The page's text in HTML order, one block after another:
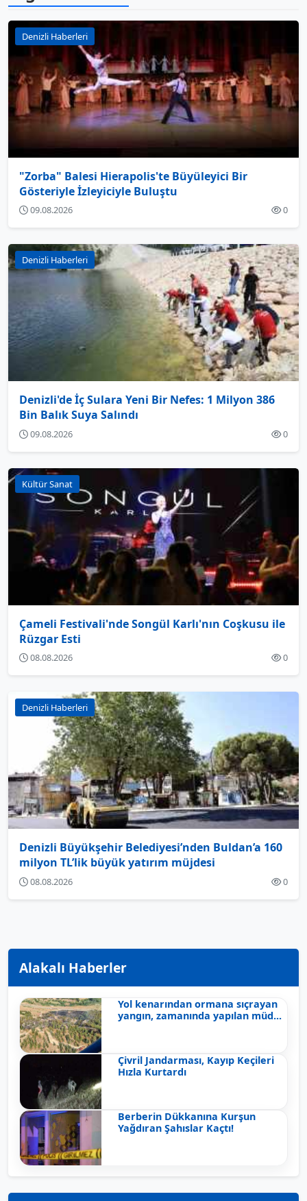
Denizli Haberleri
"Zorba" Balesi Hierapolis'te Büyüleyici Bir
Gösteriyle İzleyiciyle Buluştu
09.08.2026 0
Denizli Haberleri
Denizli'de İç Sulara Yeni Bir Nefes: 1 Milyon 386
Bin Balık Suya Salındı
09.08.2026 0
Kültür Sanat
Çameli Festivali'nde Songül Karlı'nın Coşkusu ile
Rüzgar Esti
08.08.2026 0
Denizli Haberleri
Denizli Büyükşehir Belediyesi’nden Buldan’a 160
milyon TL’lik büyük yatırım müjdesi
08.08.2026 0
Alakalı Haberler
Yol kenarından ormana sıçrayan
yangın, zamanında yapılan müd...
Çivril Jandarması, Kayıp Keçileri
Hızla Kurtardı
Berberin Dükkanına Kurşun
Yağdıran Şahıslar Kaçtı!